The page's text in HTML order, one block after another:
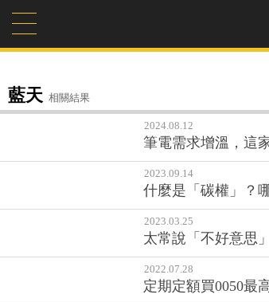
藍天 相關結果
2024.08.12
筆電需求增溫，這
2023.09.14
什麼是「碳權」？
2023.03.25
太常說「不好意思
2022.07.28
定期定額買0050最